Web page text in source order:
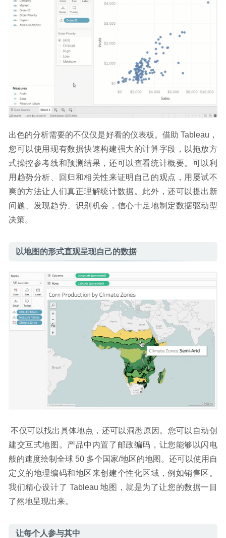
出色的分析需要的不仅仅是好看的仪表板。借助 Tableau，
您可以使用现有数据快速构建强大的计算字段，以拖放方
式操控参考线和预测结果，还可以查看统计概要。可以利
用趋势分析、回归和相关性来证明自己的观点，用屡试不
爽的方法让人们真正理解统计数据。此外，还可以提出新
问题、发现趋势、识别机会，信心十足地制定数据驱动型
决策。
以地图的形式直观呈现自己的数据
不仅可以找出具体地点，还可以洞悉原因。您可以自动创
建交互式地图。产品中内置了邮政编码，让您能够以闪电
般的速度绘制全球 50 多个国家/地区的地图。还可以使用自
定义的地理编码和地区来创建个性化区域，例如销售区。
我们精心设计了 Tableau 地图，就是为了让您的数据一目
了然地呈现出来。
让每个人参与其中